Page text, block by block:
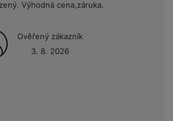
Výhodná cena,záruka.
Ověřený zákazník
3. 8. 2026